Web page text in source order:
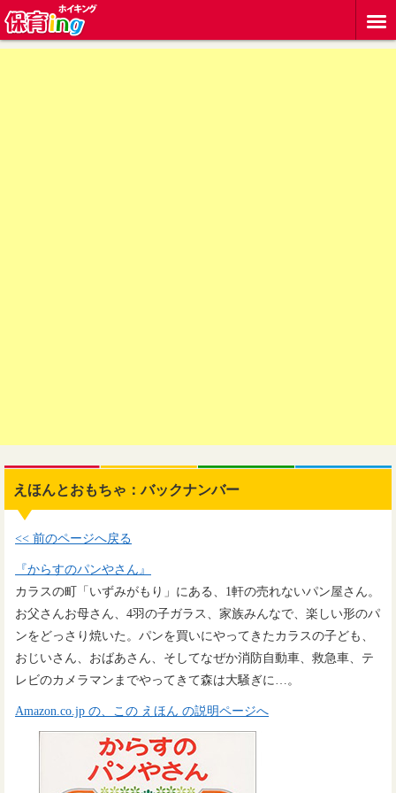
えほんとおもちゃ：バックナンバー
<< 前のページへ戻る
『からすのパンやさん』
カラスの町「いずみがもり」にある、1軒の売れないパン屋さん。
お父さんお母さん、4羽の子ガラス、家族みんなで、楽しい形のパ
ンをどっさり焼いた。パンを買いにやってきたカラスの子ども、
おじいさん、おばあさん、そしてなぜか消防自動車、救急車、テ
レビのカメラマンまでやってきて森は大騒ぎに…。
Amazon.co.jp の、この えほん の説明ページへ